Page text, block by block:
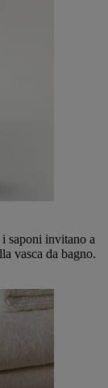
saponi invitano a
vasca da bagno.